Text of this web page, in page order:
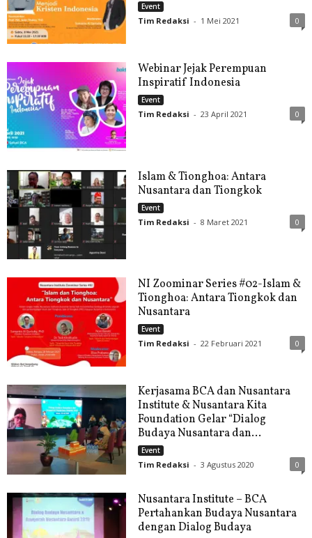
Event
Tim Redaksi - 1 Mei 2021 0
Webinar Jejak Perempuan
Inspiratif Indonesia
Event
Tim Redaksi - 23 April 2021 0
Islam & Tionghoa: Antara
Nusantara dan Tiongkok
Event
Tim Redaksi - 8 Maret 2021 0
NI Zoominar Series #02-Islam &
Tionghoa: Antara Tiongkok dan
Nusantara
Event
Tim Redaksi - 22 Februari 2021 0
Kerjasama BCA dan Nusantara
Institute & Nusantara Kita
Foundation Gelar “Dialog
Budaya Nusantara dan...
Event
Tim Redaksi - 3 Agustus 2020 0
Nusantara Institute – BCA
Pertahankan Budaya Nusantara
dengan Dialog Budaya